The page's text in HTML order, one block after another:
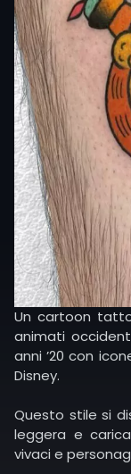
Ogni stile
esprimere la tua
diverse
Un cartoon
animati
anni ’20 con
Disney.
Questo stile si
leggera e
vivaci e